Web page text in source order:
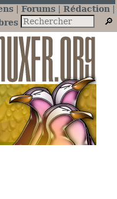
Forums
Rédaction